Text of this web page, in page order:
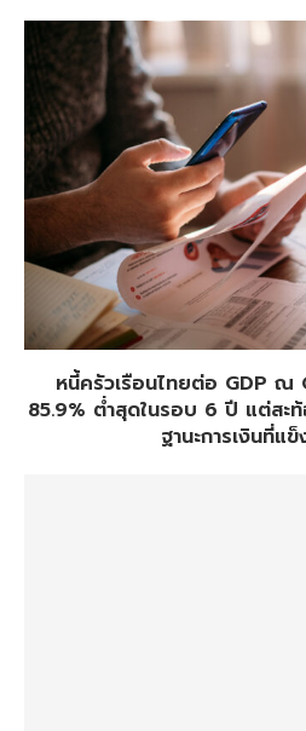
หนี้ครัวเรือนไทยต่อ GDP ณ
85.9% ต่ำสุดในรอบ 6 ปี แต่สะ
ฐานะการเงินที่แ